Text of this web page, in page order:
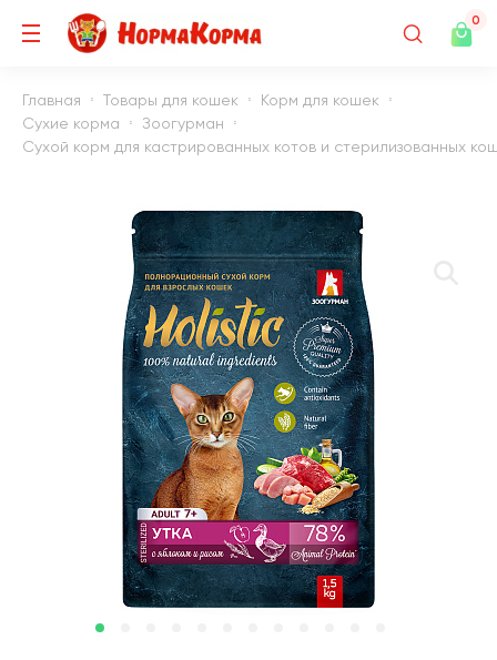
0
Главная Товары для кошек
Корм для кошек
Сухие корма
Зоогурман
Сухой корм для кастрированных котов и стерилизованных